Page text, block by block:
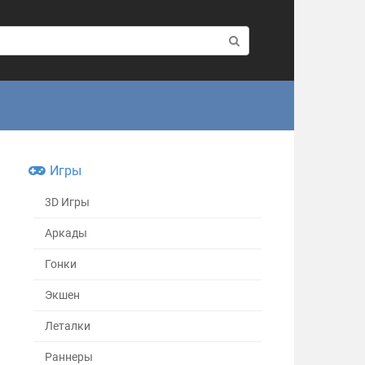
Игры
3D Игры
Аркады
Гонки
Экшен
Леталки
Раннеры